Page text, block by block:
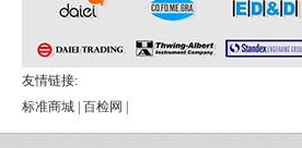
友情链接:
标准商城 百检网